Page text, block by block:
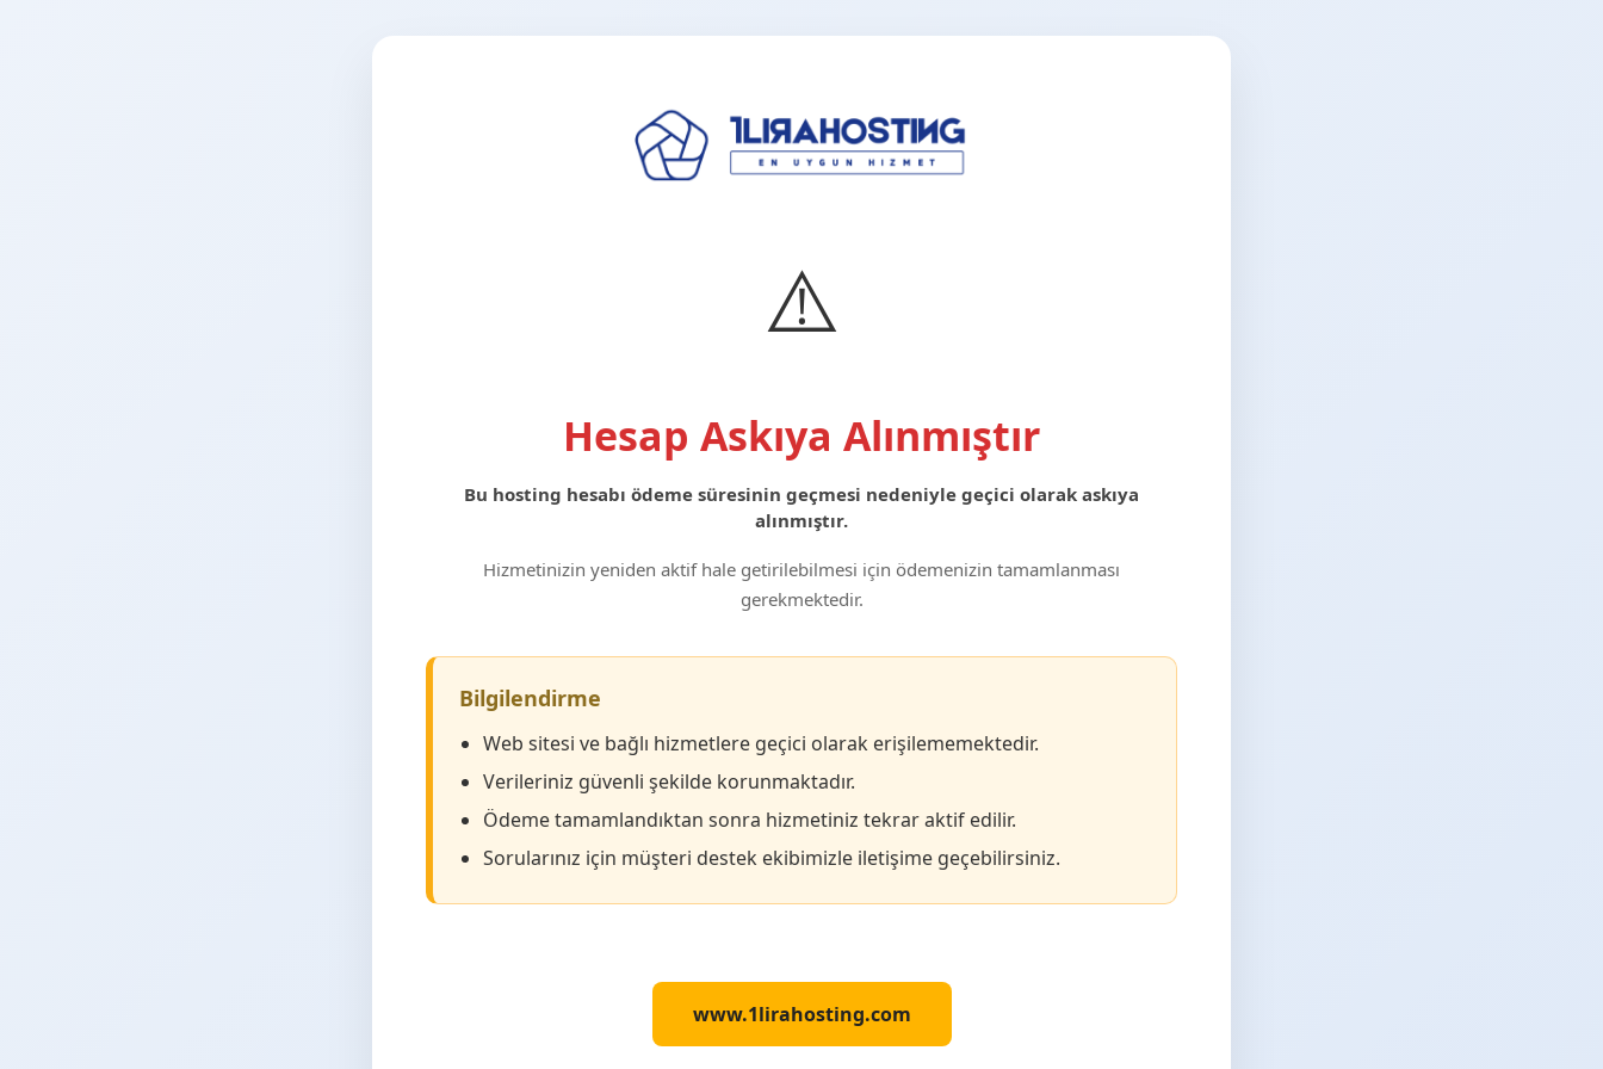
⚠️
Hesap Askıya Alınmıştır
Bu hosting hesabı ödeme süresinin geçmesi nedeniyle geçici olarak askıya
alınmıştır.
Hizmetinizin yeniden aktif hale getirilebilmesi için ödemenizin tamamlanması
gerekmektedir.
Bilgilendirme
Web sitesi ve bağlı hizmetlere geçici olarak erişilememektedir.
Verileriniz güvenli şekilde korunmaktadır.
Ödeme tamamlandıktan sonra hizmetiniz tekrar aktif edilir.
Sorularınız için müşteri destek ekibimizle iletişime geçebilirsiniz.
www.1lirahosting.com